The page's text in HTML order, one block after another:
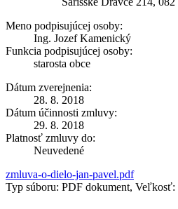
Meno podpisujúcej osoby:
Ing. Jozef Kamenický
Funkcia podpisujúcej osoby:
starosta obce
Dátum zverejnenia:
28. 8. 2018
Dátum účinnosti zmluvy:
29. 8. 2018
Platnosť zmluvy do:
Neuvedené
zmluva-o-dielo-jan-pavel.pdf
Typ súboru: PDF dokument,